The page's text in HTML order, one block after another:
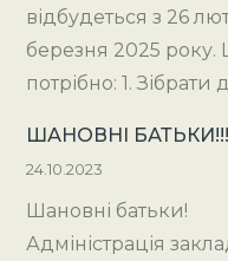
відбудеться з 26
березня 2025 року.
потрібно: 1. Зібрати
ШАНОВНІ
24.10.2023
Шановні батьки!
Адміністрація